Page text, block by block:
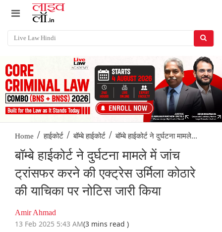
Home / हाईकोर्ट / बॉम्बे हाईकोर्ट / बॉम्बे हाईकोर्ट ने दुर्घटना मामले...
बॉम्बे हाईकोर्ट ने दुर्घटना मामले में जांच
ट्रांसफर करने की एक्ट्रेस उर्मिला कोठारे
की याचिका पर नोटिस जारी किया
Amir Ahmad
13 Feb 2025 5:43 AM(3 mins read )